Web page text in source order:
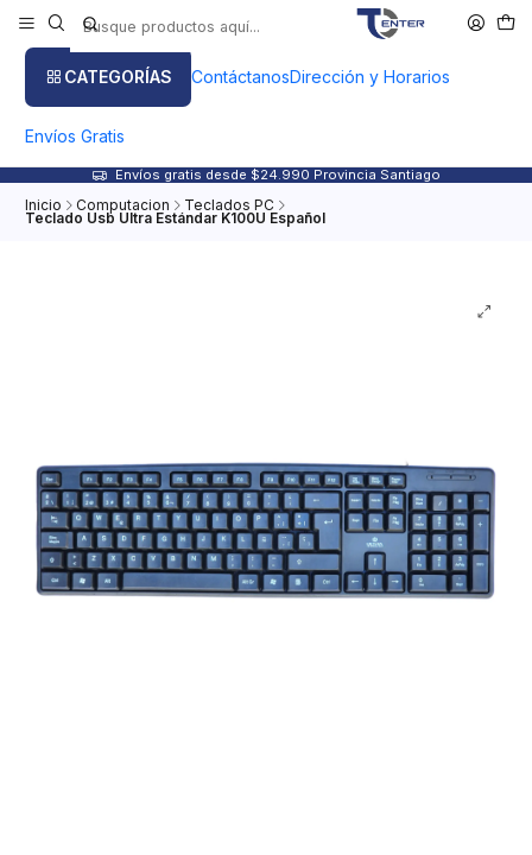
CATEGORÍAS ContáctanosDirección y Horarios
Envíos Gratis
Envíos gratis desde $24.990 Provincia Santiago
Inicio Computacion Teclados PC
Teclado Usb Ultra Estándar K100U Español